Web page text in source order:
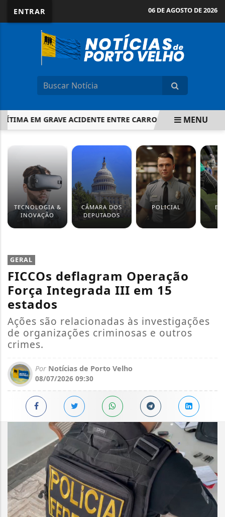
ENTRAR 06 DE AGOSTO DE 2026
EM GRAVE ACIDENTE ENTRE CARRO E CARRETA NA BR-364
MENU
TECNOLOGIA &
INOVAÇÃO
CÂMARA DOS
DEPUTADOS
POLICIAL
GERAL
FICCOs deflagram Operação
Força Integrada III em 15
estados
Ações são relacionadas às investigações
de organizações criminosas e outros
crimes.
Por Notícias de Porto Velho
08/07/2026 09:30